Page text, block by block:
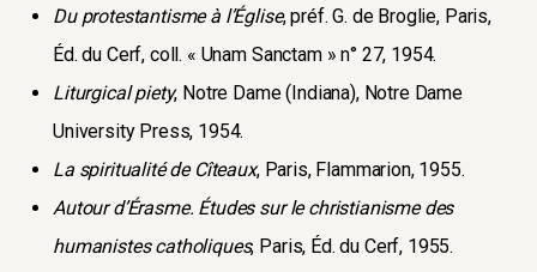
Du protestantisme à l’Église, préf. G. de Broglie, Paris,
Éd. du Cerf, coll. « Unam Sanctam » n° 27, 1954.
Liturgical piety, Notre Dame (Indiana), Notre Dame
University Press, 1954.
La spiritualité de Cîteaux, Paris, Flammarion, 1955.
Autour d’Érasme. Études sur le christianisme des
humanistes catholiques, Paris, Éd. du Cerf, 1955.